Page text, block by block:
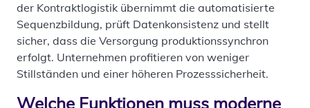
der Kontraktlogistik übernimmt die automatisierte
Sequenzbildung, prüft Datenkonsistenz und stellt
sicher, dass die Versorgung produktionssynchron
erfolgt. Unternehmen profitieren von weniger
Stillständen und einer höheren Prozesssicherheit.
Welche Funktionen muss moderne